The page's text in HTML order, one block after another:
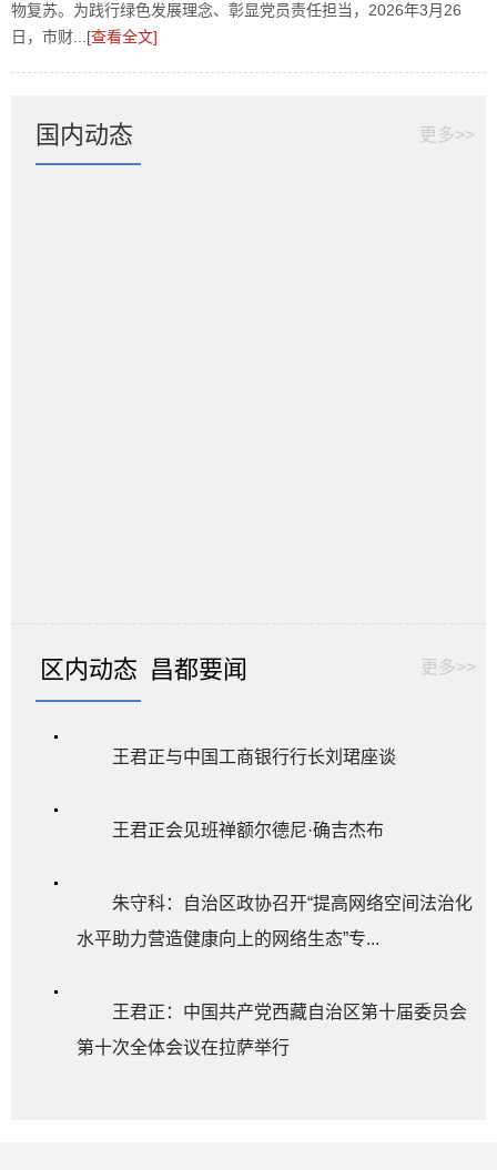
物复苏。为践行绿色发展理念、彰显党员责任担当，2026年3月26
日，市财... [查看全文]
国内动态 更多>>
区内动态 昌都要闻 更多>>
王君正与中国工商银行行长刘珺座谈
王君正会见班禅额尔德尼·确吉杰布
朱守科：自治区政协召开“提高网络空间法治化
水平助力营造健康向上的网络生态”专...
王君正：中国共产党西藏自治区第十届委员会
第十次全体会议在拉萨举行